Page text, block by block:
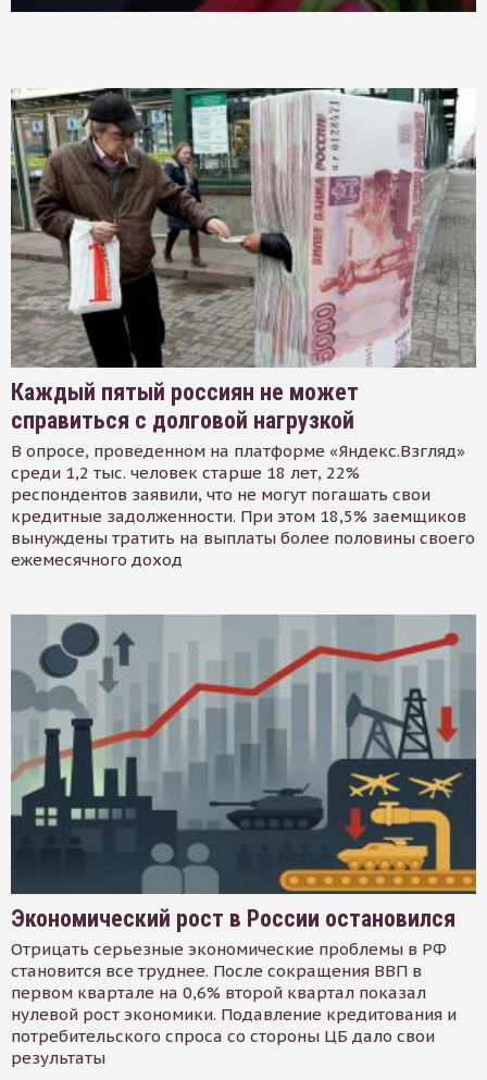
Каждый пятый россиян не может
справиться с долговой нагрузкой
В опросе, проведенном на платформе «Яндекс.Взгляд»
среди 1,2 тыс. человек старше 18 лет, 22%
респондентов заявили, что не могут погашать свои
кредитные задолженности. При этом 18,5% заемщиков
вынуждены тратить на выплаты более половины своего
ежемесячного доход
Экономический рост в России остановился
Отрицать серьезные экономические проблемы в РФ
становится все труднее. После сокращения ВВП в
первом квартале на 0,6% второй квартал показал
нулевой рост экономики. Подавление кредитования и
потребительского спроса со стороны ЦБ дало свои
результаты